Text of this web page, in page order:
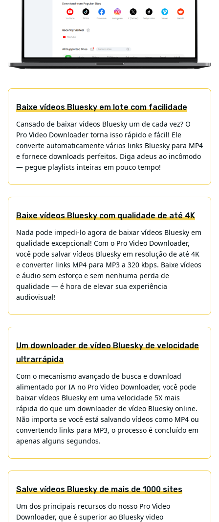
Baixe vídeos Bluesky em lote com facilidade
Cansado de baixar vídeos Bluesky um de cada vez? O
Pro Video Downloader torna isso rápido e fácil! Ele
converte automaticamente vários links Bluesky para MP4
e fornece downloads perfeitos. Diga adeus ao incômodo
— pegue playlists inteiras em pouco tempo!
Baixe vídeos Bluesky com qualidade de até 4K
Nada pode impedi-lo agora de baixar vídeos Bluesky em
qualidade excepcional! Com o Pro Video Downloader,
você pode salvar vídeos Bluesky em resolução de até 4K
e converter links MP4 para MP3 a 320 kbps. Baixe vídeos
e áudio sem esforço e sem nenhuma perda de
qualidade — é hora de elevar sua experiência
audiovisual!
Um downloader de vídeo Bluesky de velocidade
ultrarrápida
Com o mecanismo avançado de busca e download
alimentado por IA no Pro Video Downloader, você pode
baixar vídeos Bluesky em uma velocidade 5X mais
rápida do que um downloader de vídeo Bluesky online.
Não importa se você está salvando vídeos como MP4 ou
convertendo links para MP3, o processo é concluído em
apenas alguns segundos.
Salve vídeos Bluesky de mais de 1000 sites
Um dos principais recursos do nosso Pro Video
Downloader, que é superior ao Bluesky video